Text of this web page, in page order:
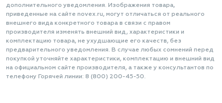
дополнительного уведомления. Изображения товара,
приведенные на сайте novex.ru, могут отличаться от реального
внешнего вида конкретного товара в связи с правом
производителя изменять внешний вид, характеристики и
комплектацию товара, не ухудшающие его качеств, без
предварительного уведомления. В случае любых сомнений перед
покупкой уточняйте характеристики, комплектацию и внешний вид
на официальном сайте производителя, а также у консультантов по
телефону Горячей линии: 8 (800) 200-45-50.